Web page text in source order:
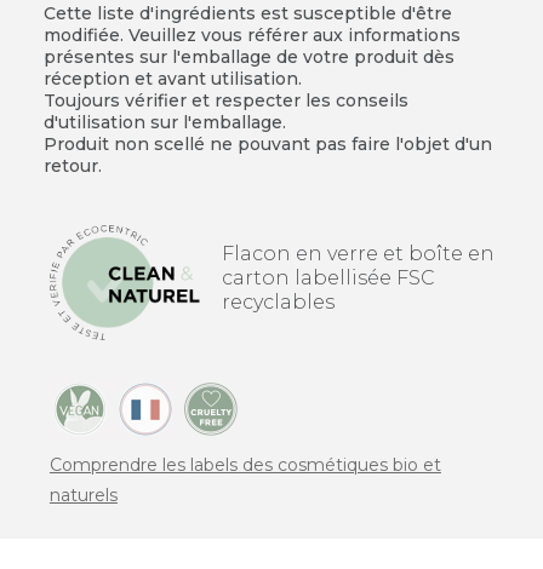
Cette liste d'ingrédients est susceptible d'être
modifiée. Veuillez vous référer aux informations
présentes sur l'emballage de votre produit dès
réception et avant utilisation.
Toujours vérifier et respecter les conseils
d'utilisation sur l'emballage.
Produit non scellé ne pouvant pas faire l'objet d'un
retour.
Flacon en verre et boîte en
carton labellisée FSC
recyclables
Comprendre les labels des cosmétiques bio et
naturels